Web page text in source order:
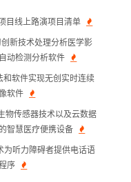
目线上路演项目清单
新技术处理分析医学影
动检测分析软件
软件实现无创实时连续
软件
物传感器技术以及云数据
智慧医疗便携设备
为听力障碍者提供电话语
序